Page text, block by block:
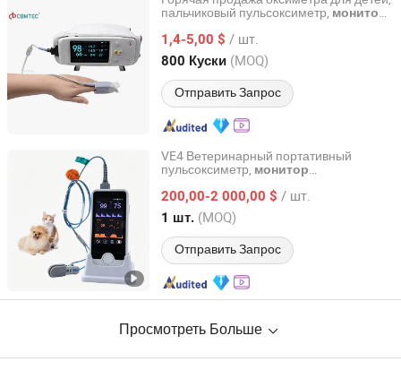
пальчиковый пульсоксиметр, монитор
1,4-5,00 $ / шт.
800 Куски (MOQ)
Отправить Запрос
Ningbo Cbmtec Medical Equipment Co., Ltd.
Zhejiang, China с 2022
VE4 Ветеринарный портативный
пульсоксиметр, монитор
Монитор
200,00-2 000,00 $ / шт.
1 шт. (MOQ)
Отправить Запрос
ICEN Technology Company Limited
Guangdong, China с 2019
Просмотреть Больше